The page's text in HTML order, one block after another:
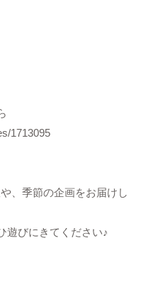
1713095
、季節の企画をお届けし
遊びにきてください♪